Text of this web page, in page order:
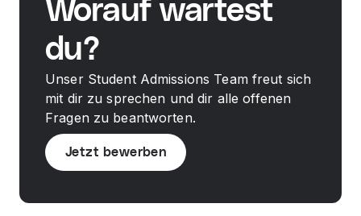
Worauf wartest
du?
Unser Student Admissions Team freut sich
mit dir zu sprechen und dir alle offenen
Fragen zu beantworten.
Jetzt bewerben